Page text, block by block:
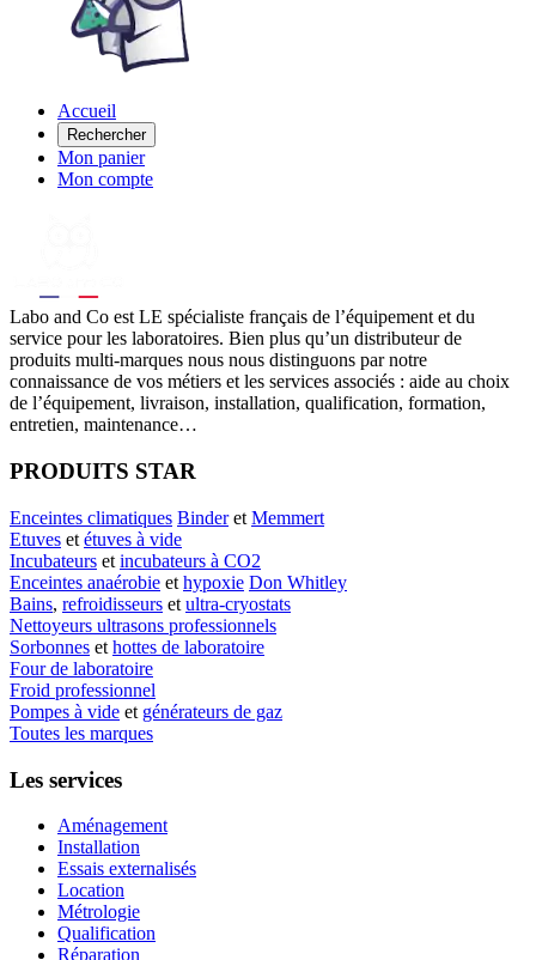
Accueil
Rechercher
Mon panier
Mon compte
Labo and Co est LE spécialiste français de l’équipement et du
service pour les laboratoires. Bien plus qu’un distributeur de
produits multi-marques nous nous distinguons par notre
connaissance de vos métiers et les services associés : aide au choix
de l’équipement, livraison, installation, qualification, formation,
entretien, maintenance…
PRODUITS STAR
Enceintes climatiques Binderet Memmert
Etuves et étuves à vide
Incubateurs et incubateurs à CO2
Enceintes anaérobie et hypoxie Don Whitley
Bains, refroidisseurs et ultra-cryostats
Nettoyeurs ultrasons professionnels
Sorbonnes et hottes de laboratoire
Four de laboratoire
Froid professionnel
Pompes à vide et générateurs de gaz
Toutes les marques
Les services
Aménagement
Installation
Essais externalisés
Location
Métrologie
Qualification
Réparation